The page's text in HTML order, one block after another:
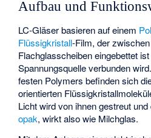
Aufbau und
LC-Gläser basieren auf einem
Flüssigkristall-Film, der
Flachglasscheiben eingebettet
Spannungsquelle verbunden
festen Polymers befinden sich
orientierten
Licht wird von ihnen gestreut
opak, wirkt also wie Milchglas.